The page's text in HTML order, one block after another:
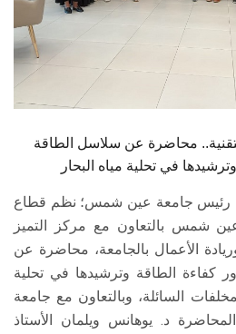
الموظفون
الزائـرون
محاضرة عن سلاسل الطاقة
في تحلية مياه البحار
رئيس جامعة عين شمس؛ نظم قطاع
عين شمس بالتعاون مع مركز التميز
الأعمال بالجامعة، محاضرة عن
كفاءة الطاقة وترشيدها في تحلية
السائلة، وبالتعاون مع جامعة
د. يوهانس ويلمان الأستاذ